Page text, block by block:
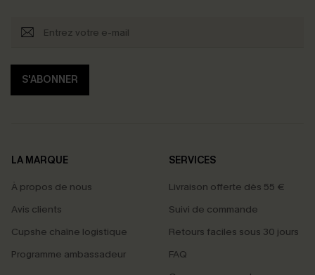
S'ABONNER
LA MARQUE
À propos de nous
Avis clients
Cupshe chaîne logistique
Programme ambassadeur
SERVICES
Livraison offerte dès 55 €
Suivi de commande
Retours faciles sous 30 jours
FAQ